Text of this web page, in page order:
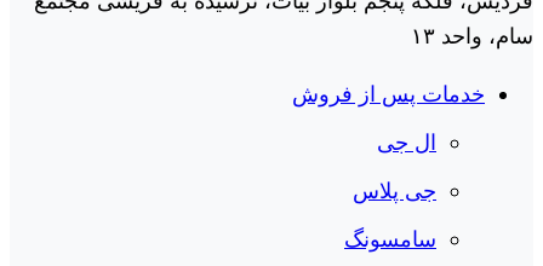
سام، واحد ۱۳
خدمات پس از فروش
ال جی
جی پلاس
سامسونگ